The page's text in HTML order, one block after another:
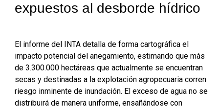
expuestos al desborde hídrico
El informe del INTA detalla de forma cartográfica el
impacto potencial del anegamiento, estimando que más
de 3.300.000 hectáreas que actualmente se encuentran
secas y destinadas a la explotación agropecuaria corren
riesgo inminente de inundación. El exceso de agua no se
distribuirá de manera uniforme, ensañándose con